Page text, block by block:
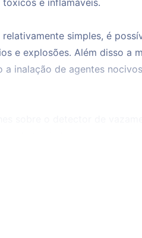
e inflamáveis.
simples, é
e explosões. Além disso a
inalação de agentes
pode te ajudar nesse
de gás?